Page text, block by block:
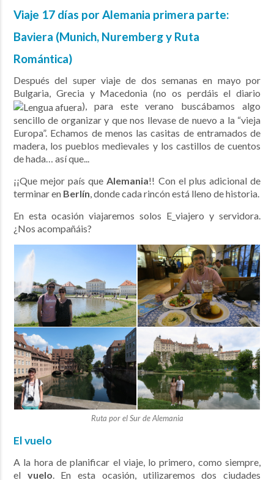
Viaje 17 días por Alemania primera parte:
Baviera (Munich, Nuremberg y Ruta
Romántica)
Después del super viaje de dos semanas en mayo por
Bulgaria, Grecia y Macedonia (no os perdáis el diario
), para este verano buscábamos algo
sencillo de organizar y que nos llevase de nuevo a la “vieja
Europa”. Echamos de menos las casitas de entramados de
madera, los pueblos medievales y los castillos de cuentos
de hada… así que...
¡¡Que mejor país queAlemania!! Con el plus adicional de
terminar en Berlín, donde cada rincón está lleno de historia.
En esta ocasión viajaremos solos E_viajero y servidora.
¿Nos acompañáis?
Ruta por el Sur de Alemania
El vuelo
A la hora de planificar el viaje, lo primero, como siempre,
el vuelo. En esta ocasión, utilizaremos dos ciudades